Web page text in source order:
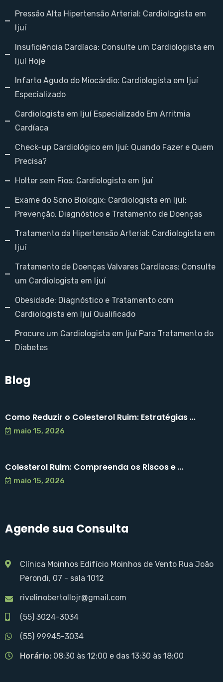
Pressão Alta Hipertensão Arterial: Cardiologista em
Ijuí
Insuficiência Cardíaca: Consulte um Cardiologista em
Ijuí Hoje
Infarto Agudo do Miocárdio: Cardiologista em Ijuí
Especializado
Cardiologista em Ijuí Especializado Em Arritmia
Cardíaca
Check-up Cardiológico em Ijuí: Quando Fazer e Quem
Precisa?
Holter sem Fios: Cardiologista em Ijuí
Exame do Sono Biologix: Cardiologista em Ijuí:
Prevenção, Diagnóstico e Tratamento de Doenças
Tratamento da Hipertensão Arterial: Cardiologista em
Ijuí
Tratamento de Doenças Valvares Cardíacas: Consulte
um Cardiologista em Ijuí
Obesidade: Diagnóstico e Tratamento com
Cardiologista em Ijuí Qualificado
Procure um Cardiologista em Ijuí Para Tratamento do
Diabetes
Blog
Como Reduzir o Colesterol Ruim: Estratégias ...
maio 15, 2026
Colesterol Ruim: Compreenda os Riscos e ...
maio 15, 2026
Agende sua Consulta
Clínica Moinhos Edifício Moinhos de Vento Rua João
Perondi, 07 - sala 1012
rivelinobertollojr@gmail.com
(55) 3024-3034
(55) 99945-3034
Horário: 08:30 às 12:00 e das 13:30 às 18:00